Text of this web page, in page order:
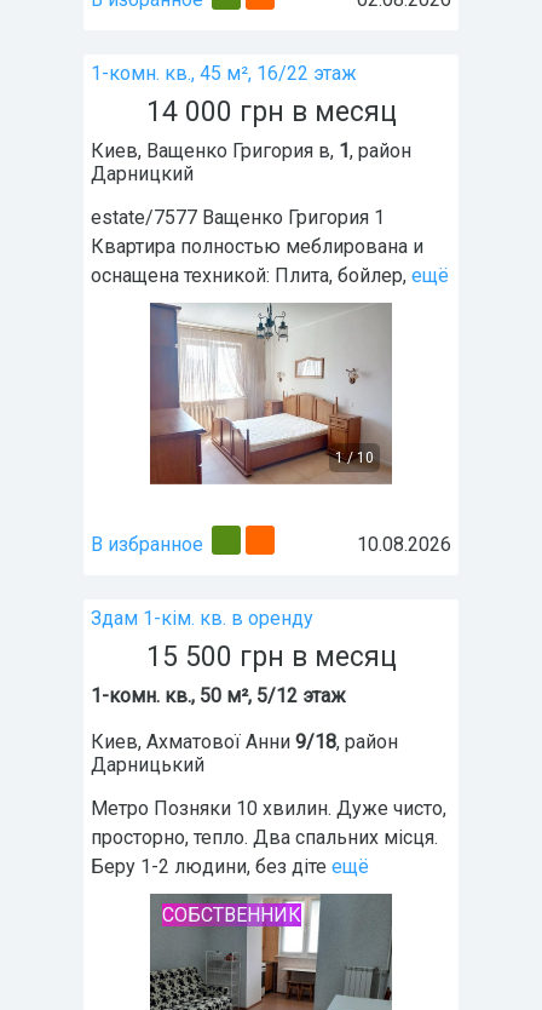
1-комн. кв., 45 м², 16/22 этаж
14 000 грн в месяц
Киев, Ващенко Григория в, 1, район
Дарницкий
estate/7577 Ващенко Григория 1
Квартира полностью меблирована и
оснащена техникой: Плита, бойлер, ещё
1/10
В избранное 10.08.2026
Здам 1-кім. кв. в оренду
15 500 грн в месяц
1-комн. кв., 50 м², 5/12 этаж
Киев, Ахматової Анни 9/18, район
Дарницький
Метро Позняки 10 хвилин. Дуже чисто,
просторно, тепло. Два спальних місця.
Беру 1-2 людини, без діте ещё
СОБСТВЕННИК